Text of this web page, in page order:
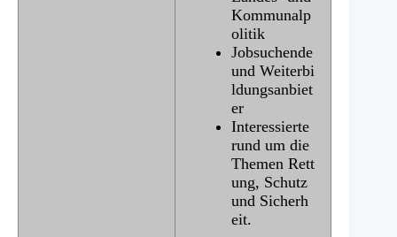
Kommunalp
olitik
Jobsuchende
und Weiterbi
ldungsanbiet
er
Interessierte
rund um die
Themen Rett
ung, Schutz
und Sicherh
eit.